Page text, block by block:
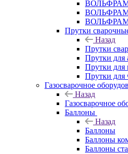
ВОЛЬФРАМ
ВОЛЬФРАМ
ВОЛЬФРАМ
Прутки
Назад
Прутки
Прутки для
Прутки для
Прутки для
Газосварочное
Назад
Газосварочное
Баллоны
Назад
Баллоны
Баллоны
Баллоны